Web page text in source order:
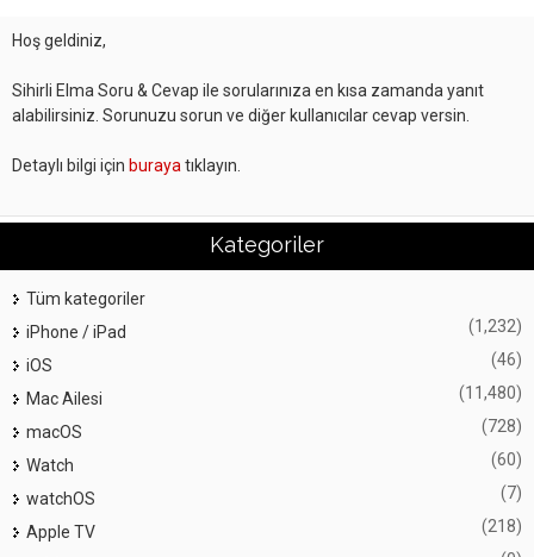
Hoş geldiniz,
Sihirli Elma Soru & Cevap ile sorularınıza en kısa zamanda yanıt
alabilirsiniz. Sorunuzu sorun ve diğer kullanıcılar cevap versin.
Detaylı bilgi için buraya tıklayın.
Kategoriler
Tüm kategoriler
iPhone / iPad
(1,232)
iOS (46)
Mac Ailesi (11,480)
macOS (728)
Watch (60)
watchOS (7)
Apple TV (218)